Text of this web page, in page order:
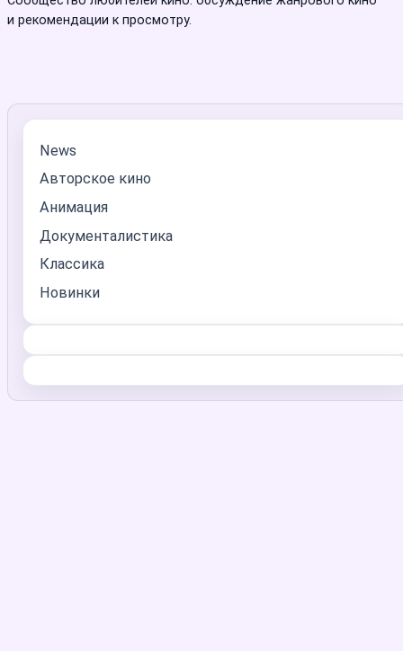
и рекомендации к просмотру.
News
Авторское кино
Анимация
Документалистика
Классика
Новинки